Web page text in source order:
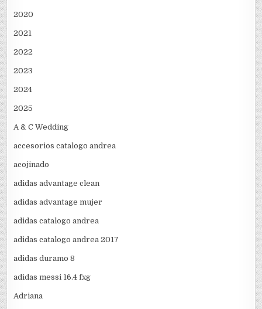
2020
2021
2022
2023
2024
2025
A & C Wedding
accesorios catalogo andrea
acojinado
adidas advantage clean
adidas advantage mujer
adidas catalogo andrea
adidas catalogo andrea 2017
adidas duramo 8
adidas messi 16.4 fxg
Adriana